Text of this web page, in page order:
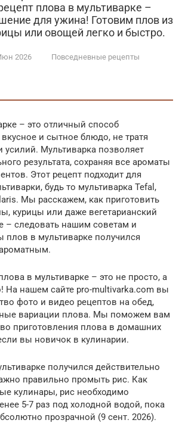
плова в мультиварке –
для ужина! Готовим плов из
или овощей легко и быстро.
2026
Повседневные рецепты
– это отличный способ
вкусное и сытное блюдо, не тратя
усилий. Мультиварка позволяет
результата, сохраняя все ароматы
Этот рецепт подходит для
будь то мультиварка Tefal,
Мы расскажем, как приготовить
курицы или даже вегетарианский
– следовать нашим советам и
плов в мультиварке получился
в мультиварке – это не просто, а
На нашем сайте pro-multivarka.com вы
фото и видео рецептов на обед,
вариации плова. Мы поможем вам
приготовления плова в домашних
вы новичок в кулинарии.
получился действительно
правильно промыть рис. Как
кулинары, рис необходимо
5-7 раз под холодной водой, пока
прозрачной (9 сент. 2026).